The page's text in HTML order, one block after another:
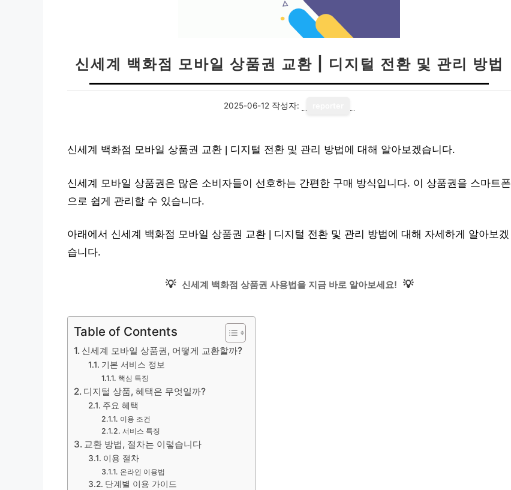
신세계 백화점 모바일 상품권 교환 | 디지털 전환 및 관리 방법
2025-06-12 작성자:
신세계 백화점 모바일 상품권 교환 | 디지털 전환 및 관리 방법에 대해 알아보겠습니다.
신세계 모바일 상품권은 많은 소비자들이 선호하는 간편한 구매 방식입니다. 이 상품권을 스마트폰
으로 쉽게 관리할 수 있습니다.
아래에서 신세계 백화점 모바일 상품권 교환 | 디지털 전환 및 관리 방법에 대해 자세하게 알아보겠
습니다.
💡 신세계 백화점 상품권 사용법을 지금 바로 알아보세요! 💡
Table of Contents
신세계 모바일 상품권, 어떻게 교환할까?
기본 서비스 정보
핵심 특징
디지털 상품, 혜택은 무엇일까?
주요 혜택
이용 조건
서비스 특징
교환 방법, 절차는 이렇습니다
이용 절차
온라인 이용법
단계별 이용 가이드